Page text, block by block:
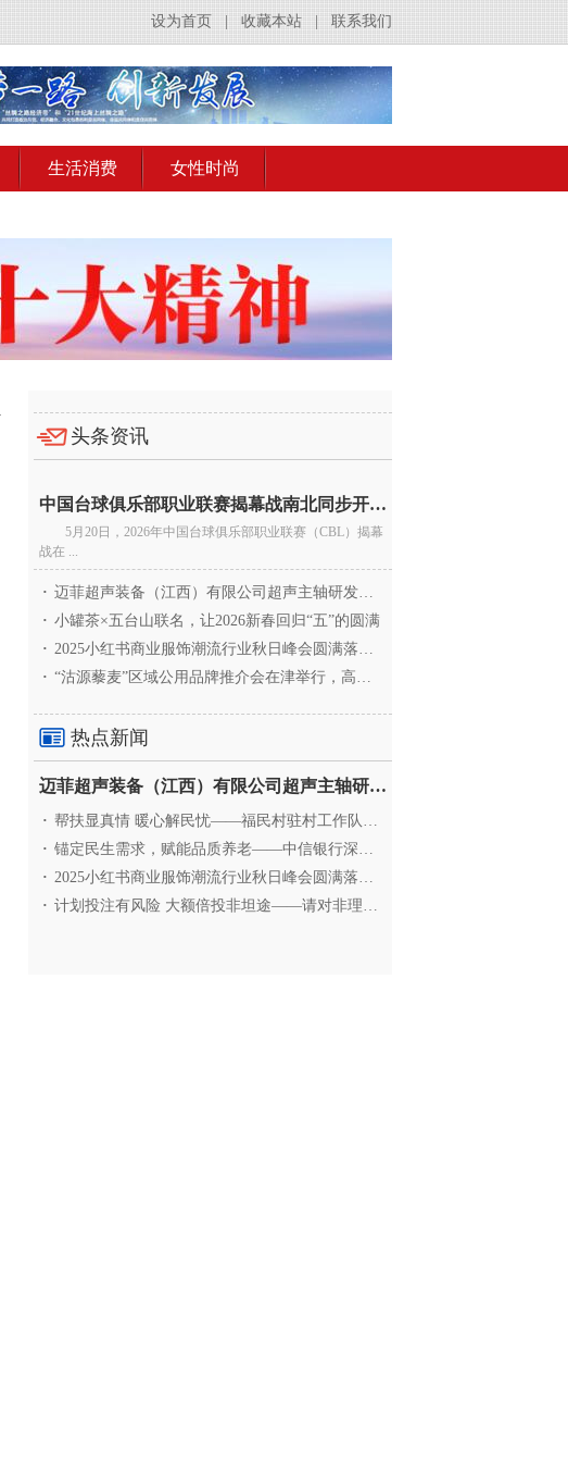
联系我们
收藏本站
设为首页
生活消费 女性时尚
头条资讯
中国台球俱乐部职业联赛揭幕战南北同步开杆 首届CBL
5月20日，2026年中国台球俱乐部职业联赛（CBL）揭幕
战在 ...
· 迈菲超声装备（江西）有限公司超声主轴研发和生产项
· 小罐茶×五台山联名，让2026新春回归“五”的圆满
· 2025小红书商业服饰潮流行业秋日峰会圆满落幕，携手
· “沽源藜麦”区域公用品牌推介会在津举行，高蛋白产业
热点新闻
迈菲超声装备（江西）有限公司超声主轴研发和生产项
· 帮扶显真情 暖心解民忧——福民村驻村工作队与村委心系
· 锚定民生需求，赋能品质养老——中信银行深圳分行养老
· 2025小红书商业服饰潮流行业秋日峰会圆满落幕，携手
· 计划投注有风险 大额倍投非坦途——请对非理性购彩说“